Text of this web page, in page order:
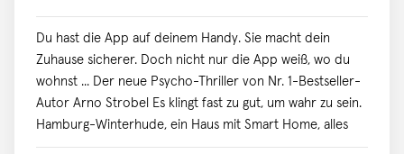
Du hast die App auf deinem Handy. Sie macht dein
Zuhause sicherer. Doch nicht nur die App weiß, wo du
wohnst ... Der neue Psycho-Thriller von Nr. 1-Bestseller-
Autor Arno Strobel Es klingt fast zu gut, um wahr zu sein.
Hamburg-Winterhude, ein Haus mit Smart Home, alles
ganz einfach per App steuerbar, jederzeit, von überall.